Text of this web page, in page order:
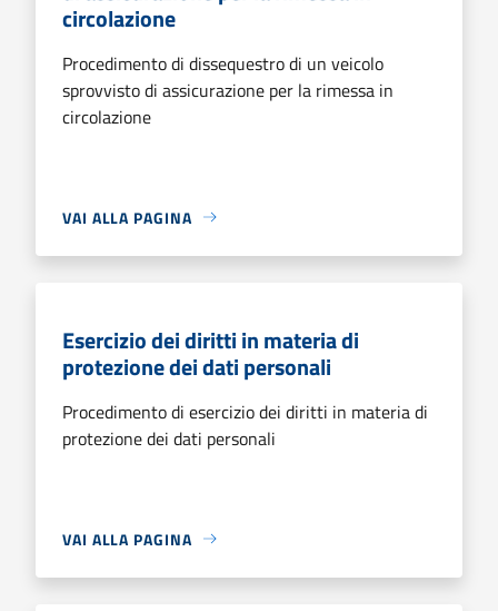
circolazione
Procedimento di dissequestro di un veicolo
sprovvisto di assicurazione per la rimessa in
circolazione
VAI ALLA PAGINA
Esercizio dei diritti in materia di
protezione dei dati personali
Procedimento di esercizio dei diritti in materia di
protezione dei dati personali
VAI ALLA PAGINA